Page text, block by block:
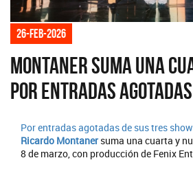
26-feb-2026
Montaner suma una
por entradas agotadas
Por entradas agotadas de sus tres
Ricardo Montaner suma una cuarta y
8 de marzo, con producción de Fenix